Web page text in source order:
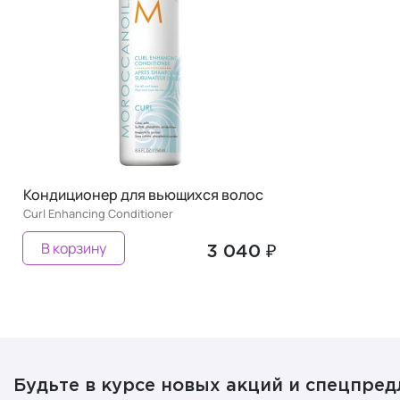
Кондиционер для вьющихся волос
Curl Enhancing Conditioner
3 040 ₽
В корзину
Будьте в курсе новых акций и